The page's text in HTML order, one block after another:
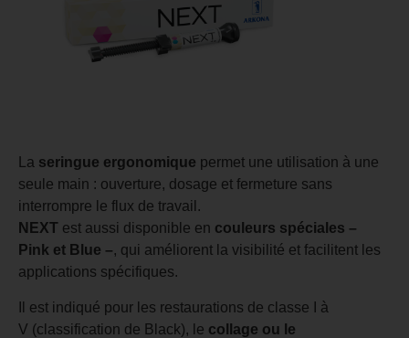
La seringue ergonomique permet une utilisation à une
seule main : ouverture, dosage et fermeture sans
interrompre le flux de travail.
NEXT est aussi disponible en couleurs spéciales –
Pink et Blue –, qui améliorent la visibilité et facilitent les
applications spécifiques.
Il est indiqué pour les restaurations de classe I à
V (classification de Black), le collage ou le